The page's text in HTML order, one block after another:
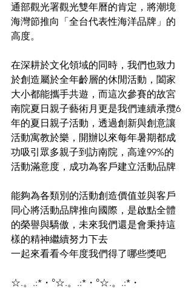
通部觀光署觀光雙年曆的肯定，將潮境
海灣節推向「全台代表性海洋品牌」的
高度。
在深耕於文化領域的同時，我們也致力
於創造屬於全年齡層的休閒活動，闔家
大小都能攜手共遊，而這次參賽的故宮
南院夏日親子藝術月更是我們連續承攬6
年的夏日親子活動，透過創新與創意讓
活動寓教於樂，開辦以來每年暑期都成
功吸引眾多親子到訪南院，高達99%的
活動滿意度，成功為客戶建立活動品牌
能夠為各類別的活動創造價值並與客戶
同心將活動品牌推向國際，是啟點全體
的榮譽與驕傲，未來我們還是會秉持這
樣的精神繼續努力下去
一起來看看今年度我們得了哪些獎吧
☆.。.:*・°☆.。.:*・°☆.。.:*・